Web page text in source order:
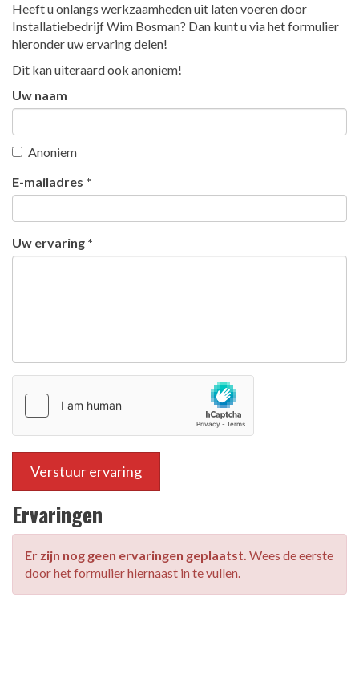
Heeft u onlangs werkzaamheden uit laten voeren door
Installatiebedrijf Wim Bosman? Dan kunt u via het formulier
hieronder uw ervaring delen!
Dit kan uiteraard ook anoniem!
Uw naam
Anoniem
E-mailadres *
Uw ervaring *
Verstuur ervaring
Ervaringen
Er zijn nog geen ervaringen geplaatst. Wees de eerste
door het formulier hiernaast in te vullen.